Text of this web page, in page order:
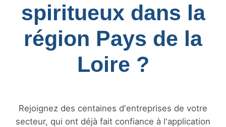
spiritueux dans la
région Pays de la
Loire ?
Rejoignez des centaines d'entreprises de votre
secteur, qui ont déjà fait confiance à l'application